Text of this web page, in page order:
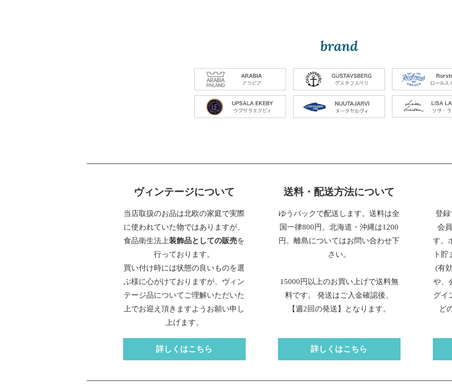
brand
ヴィンテージについて
当店取扱のお品は北欧の家庭で実際
に使われていた物ではありますが、
食品衛生法上装飾品としての販売を
行っております。
買い付け時には状態の良いものを選
ぶ様に心がけておりますが、ヴィン
テージ品についてご理解いただいた
上でお迎え頂きますようお願い申し
上げます。
詳しくはこちら
送料・配送方法について
ゆうパックで配送します。送料は全
国一律800円。北海道・沖縄は1200
円。離島についてはお問い合わせ下
さい。
15000円以上のお買い上げで送料無
料です。 発送はご入金確認後、
【週2回の発送】となります。
詳しくはこちら
登録
会
す。
ト
(有
や、
グイ
ど